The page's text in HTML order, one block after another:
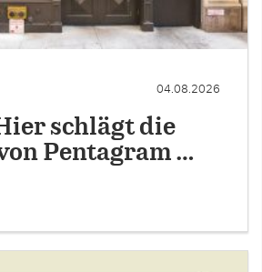
04.08.2026
schlägt die
Pentagram …